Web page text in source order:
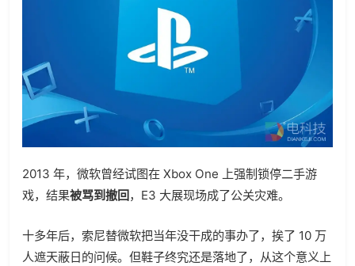
2013 年，微软曾经试图在 Xbox One 上强制锁停二手游
戏，结果被骂到撤回，E3 大展现场成了公关灾难。
十多年后，索尼替微软把当年没干成的事办了，挨了 10 万
人遮天蔽日的问候。但鞋子终究还是落地了，从这个意义上